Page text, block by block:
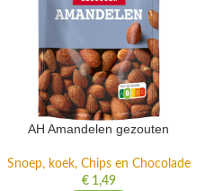
AH Amandelen gezouten
Snoep, koek, Chips en Chocolade
€1,49